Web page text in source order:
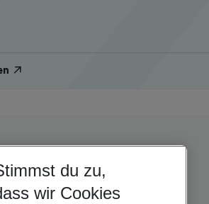
du zu,
wir Cookies